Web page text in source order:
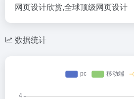
网页设计欣赏,全球顶级网页设计
数据统计